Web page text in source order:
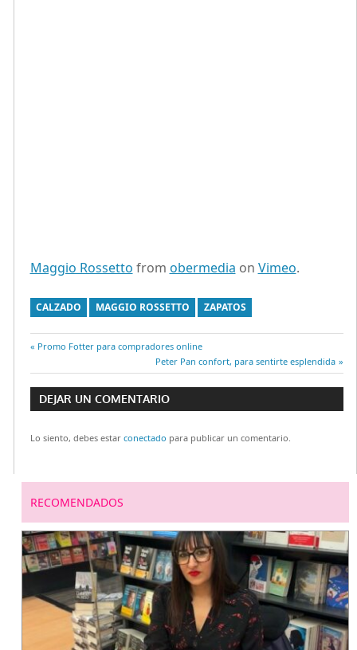
Maggio Rossetto from obermedia on Vimeo.
CALZADO MAGGIO ROSSETTO ZAPATOS
Navegación
de
entradas
Entrada
Promo Fotter para compradores online
Entrada
siguiente:
Peter Pan confort, para sentirte esplendida
DEJAR UN COMENTARIO
Lo siento, debes estar conectado para publicar un comentario.
RECOMENDADOS